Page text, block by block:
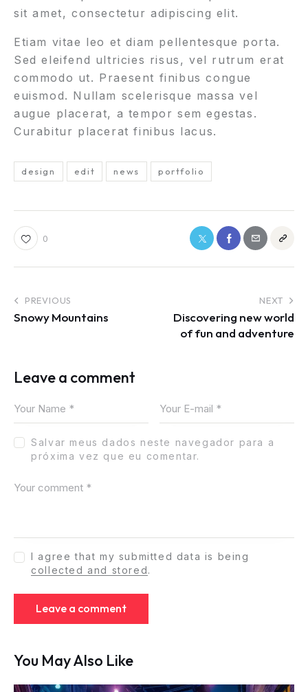
sit amet, consectetur adipiscing elit.
Etiam vitae leo et diam pellentesque porta.
Sed eleifend ultricies risus, vel rutrum erat
commodo ut. Praesent finibus congue
euismod. Nullam scelerisque massa vel
augue placerat, a tempor sem egestas.
Curabitur placerat finibus lacus.
design edit news portfolio
0
PREVIOUS
Snowy Mountains
NEXT
Discovering new world
of fun and adventure
Leave a comment
Salvar meus dados neste navegador para a
próxima vez que eu comentar.
I agree that my submitted data is being
collected and stored.
You May Also Like